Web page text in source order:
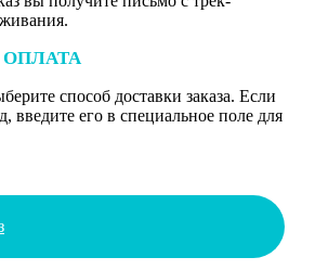
ОПЛАТА
способ доставки заказа. Если
введите его в специальное поле для